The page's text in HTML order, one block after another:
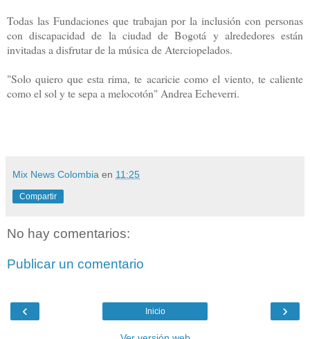
Todas las Fundaciones que trabajan por la inclusión con personas
con discapacidad de la ciudad de Bogotá y alrededores están
invitadas a disfrutar de la música de Aterciopelados.
"Solo quiero que esta rima, te acaricie como el viento, te caliente
como el sol y te sepa a melocotón" Andrea Echeverri.
Mix News Colombia en 11:25
Compartir
No hay comentarios:
Publicar un comentario
‹ ›
Inicio